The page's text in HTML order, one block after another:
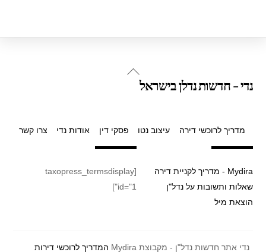
Back
נדי - חדשות נדלן בישראל
מדריך לרוכשי דירה עיצוב נטו פסקי דין אודות נדי צרו קשר
Mydira - מדריך לקניית דירה
שאלות ותשובות על נדל"ן
הוצאת מיל
[taxopress_termsdisplay
id="1"]
נדי אתר חדשות נדל"ן - מקבוצת Mydira המדריך לרוכשי דירות